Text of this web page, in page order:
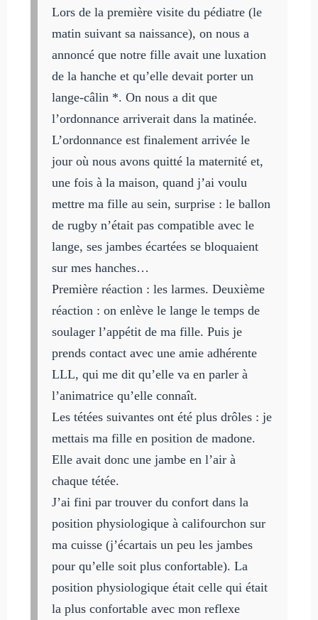
Lors de la première visite du pédiatre (le
matin suivant sa naissance), on nous a
annoncé que notre fille avait une luxation
de la hanche et qu’elle devait porter un
lange-câlin *. On nous a dit que
l’ordonnance arriverait dans la matinée.
L’ordonnance est finalement arrivée le
jour où nous avons quitté la maternité et,
une fois à la maison, quand j’ai voulu
mettre ma fille au sein, surprise : le ballon
de rugby n’était pas compatible avec le
lange, ses jambes écartées se bloquaient
sur mes hanches…
Première réaction : les larmes. Deuxième
réaction : on enlève le lange le temps de
soulager l’appétit de ma fille. Puis je
prends contact avec une amie adhérente
LLL, qui me dit qu’elle va en parler à
l’animatrice qu’elle connaît.
Les tétées suivantes ont été plus drôles : je
mettais ma fille en position de madone.
Elle avait donc une jambe en l’air à
chaque tétée.
J’ai fini par trouver du confort dans la
position physiologique à califourchon sur
ma cuisse (j’écartais un peu les jambes
pour qu’elle soit plus confortable). La
position physiologique était celle qui était
la plus confortable avec mon reflexe